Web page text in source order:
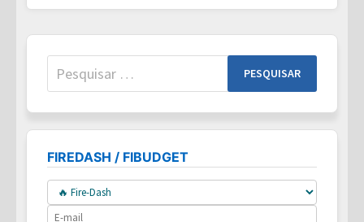
URGENTEMENTE
Pesquisar
por:
FIREDASH / FIBUDGET